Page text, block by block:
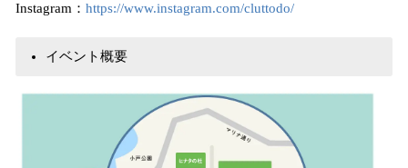
Instagram： https://www.instagram.com/cluttodo/
イベント概要